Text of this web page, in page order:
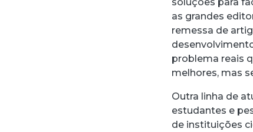
as grandes
remessa de
problema reais
melhores, mas
Outra linha de
estudantes e
de instituições